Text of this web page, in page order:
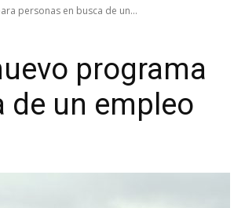
personas en busca de un...
programa
de un empleo